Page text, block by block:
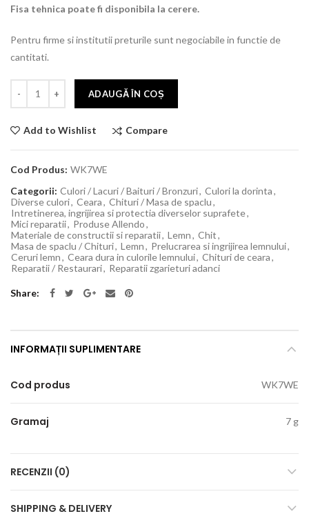
Fisa tehnica poate fi disponibila la cerere.
Pentru firme si institutii preturile sunt negociabile in functie de
cantitati.
ADAUGĂ ÎN COȘ
Add to Wishlist Compare
Cod Produs: WK7WE
Categorii: Culori / Lacuri / Baituri / Bronzuri, Culori la dorinta,
Diverse culori, Ceara, Chituri / Masa de spaclu,
Intretinerea, ingrijirea si protectia diverselor suprafete,
Mici reparatii, Produse Allendo,
Materiale de constructii si reparatii, Lemn, Chit,
Masa de spaclu / Chituri, Lemn, Prelucrarea si ingrijirea lemnului,
Ceruri lemn, Ceara dura in culorile lemnului, Chituri de ceara,
Reparatii / Restaurari, Reparatii zgarieturi adanci
Share
INFORMAȚII SUPLIMENTARE
Cod produs WK7WE
Gramaj 7 g
RECENZII (0)
SHIPPING & DELIVERY